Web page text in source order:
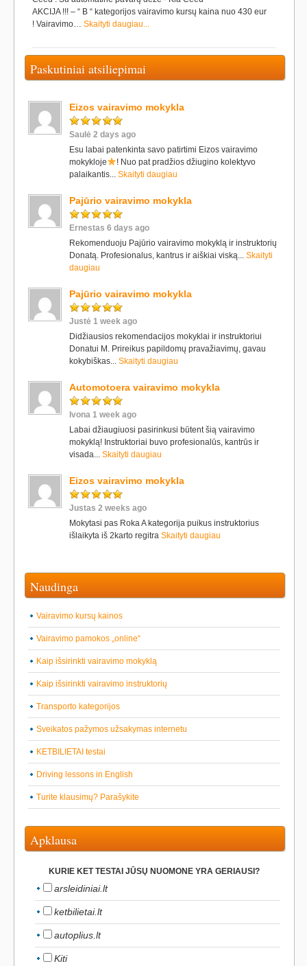
AKCIJA !!! – “ B “ kategorijos vairavimo kursų kaina nuo 430 eur
! Vairavimo… Skaityti daugiau...
Paskutiniai atsiliepimai
Eizos vairavimo mokykla
Saulė 2 days ago
Esu labai patenkinta savo patirtimi Eizos vairavimo
mokykloje
! Nuo pat pradžios džiugino kolektyvo
palaikantis... Skaityti daugiau
Pajūrio vairavimo mokykla
Ernestas 6 days ago
Rekomenduoju Pajūrio vairavimo mokyklą ir instruktorių
Donatą. Profesionalus, kantrus ir aiškiai viską... Skaityti
daugiau
Pajūrio vairavimo mokykla
Justė 1 week ago
Didžiausios rekomendacijos mokyklai ir instruktoriui
Donatui M. Prireikus papildomų pravažiavimų, gavau
kokybiškas... Skaityti daugiau
Automotoera vairavimo mokykla
Ivona 1 week ago
Labai džiaugiuosi pasirinkusi būtent šią vairavimo
mokyklą! Instruktoriai buvo profesionalūs, kantrūs ir
visada... Skaityti daugiau
Eizos vairavimo mokykla
Justas 2 weeks ago
Mokytasi pas Roka A kategorija puikus instruktorius
išlaikyta iš 2karto regitra Skaityti daugiau
Naudinga
Vairavimo kursų kainos
Vairavimo pamokos „online“
Kaip išsirinkti vairavimo mokyklą
Kaip išsirinkti vairavimo instruktorių
Transporto kategorijos
Sveikatos pažymos užsakymas internetu
KETBILIETAI testai
Driving lessons in English
Turite klausimų? Parašykite
Apklausa
KURIE KET TESTAI JŪSŲ NUOMONE YRA GERIAUSI?
arsleidiniai.lt
ketbilietai.lt
autoplius.lt
Kiti